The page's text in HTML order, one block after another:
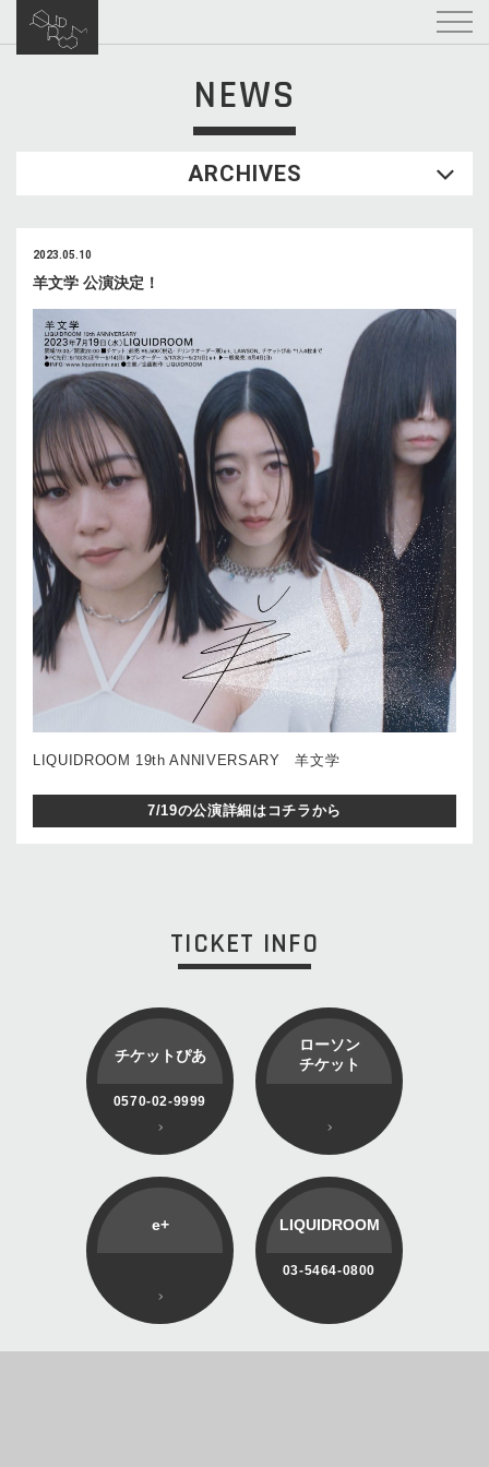
NEWS
ARCHIVES
2023.05.10
羊文学 公演決定！
LIQUIDROOM 19th ANNIVERSARY 羊文学
7/19の公演詳細はコチラから
TICKET INFO
チケットぴあ
0570-02-9999
ローソン
チケット
e+ LIQUIDROOM
03-5464-0800